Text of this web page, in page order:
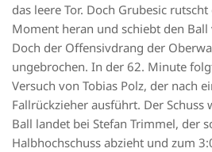
das leere Tor. Doch Grubesic
Moment heran und schiebt den
Doch der Offensivdrang der
ungebrochen. In der 62. Minute
Versuch von Tobias Polz, der nach
Fallrückzieher ausführt. Der
Ball landet bei Stefan Trimmel, der
Halbhochschuss abzieht und zum